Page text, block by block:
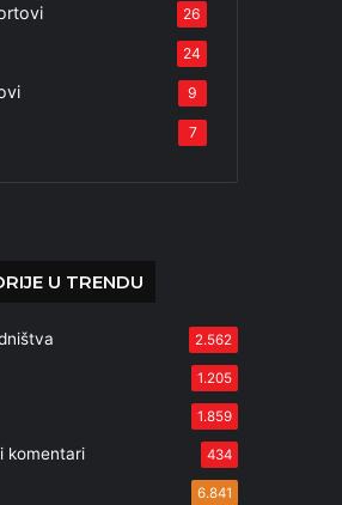
26
24
9
7
U TRENDU
2.562
1.205
1.859
komentari 434
6.841